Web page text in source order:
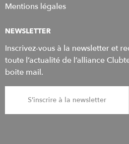
Mentions légales
NEWSLETTER
Inscrivez-vous à la newsletter et
toute l’actualité de l’alliance
boite mail.
S’inscrire à la newsletter